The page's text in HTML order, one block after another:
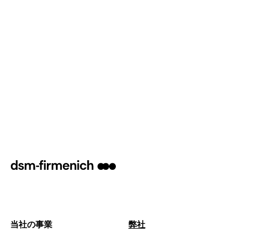
当社の事業 弊社